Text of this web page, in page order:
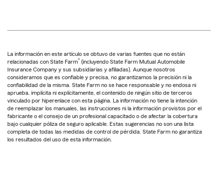
La información en este artículo se obtuvo de varias fuentes que no están
relacionadas con State Farm® (incluyendo State Farm Mutual Automobile
Insurance Company y sus subsidiarias y afiliadas). Aunque nosotros
consideramos que es confiable y precisa, no garantizamos la precisión ni la
confiabilidad de la misma. State Farm no se hace responsable y no endosa ni
aprueba, implícita ni explícitamente, el contenido de ningún sitio de terceros
vinculado por hiperenlace con esta página. La información no tiene la intención
de reemplazar los manuales, las instrucciones ni la información provistos por el
fabricante o el consejo de un profesional capacitado o de afectar la cobertura
bajo cualquier póliza de seguro aplicable. Estas sugerencias no son una lista
completa de todas las medidas de control de pérdida. State Farm no garantiza
los resultados del uso de esta información.